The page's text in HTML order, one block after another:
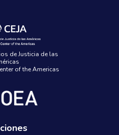
de Justicia de las
of the Americas